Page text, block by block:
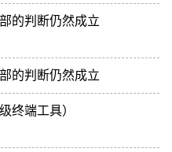
的判断仍然成立
的判断仍然成立
终端工具）